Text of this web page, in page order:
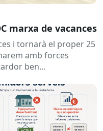
marxa de vacances
i tornarà el proper 25
amb forces
ben...